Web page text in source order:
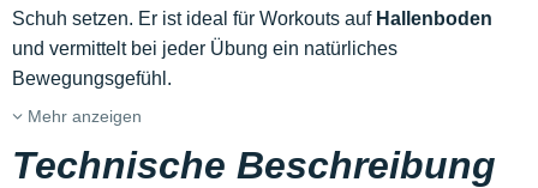
Schuh setzen. Er ist ideal für Workouts auf Hallenboden
und vermittelt bei jeder Übung ein natürliches
Bewegungsgefühl.
Mehr anzeigen
Technische Beschreibung